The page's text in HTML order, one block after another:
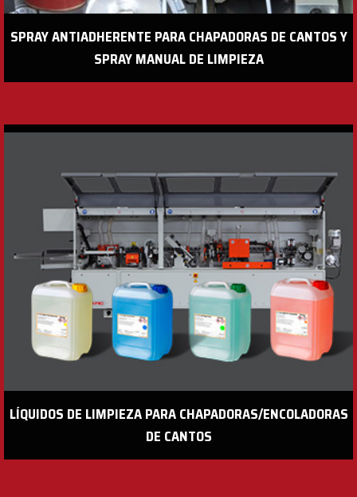
SPRAY ANTIADHERENTE PARA CHAPADORAS DE CANTOS Y
SPRAY MANUAL DE LIMPIEZA
LÍQUIDOS DE LIMPIEZA PARA CHAPADORAS/ENCOLADORAS
DE CANTOS